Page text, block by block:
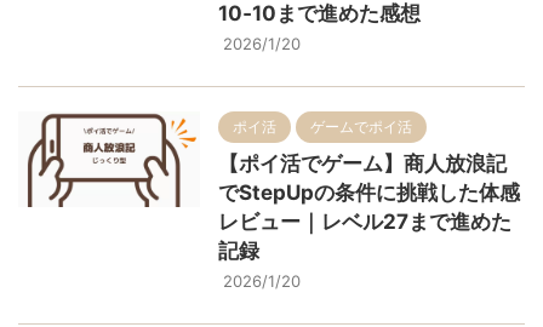
10‐10まで進めた感想
2026/1/20
ポイ活 ゲームでポイ活
【ポイ活でゲーム】商人放浪記
でStepUpの条件に挑戦した体感
レビュー｜レベル27まで進めた
記録
2026/1/20